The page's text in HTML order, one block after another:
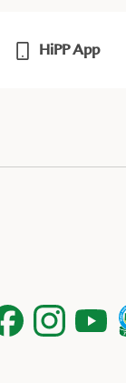
HiPP App